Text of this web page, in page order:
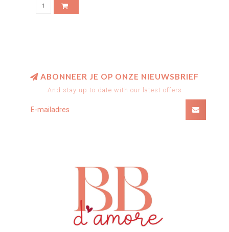
ABONNEER JE OP ONZE NIEUWSBRIEF
And stay up to date with our latest offers